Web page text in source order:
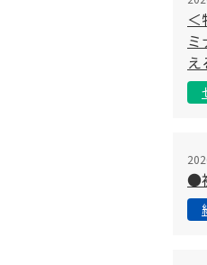
ミ
●